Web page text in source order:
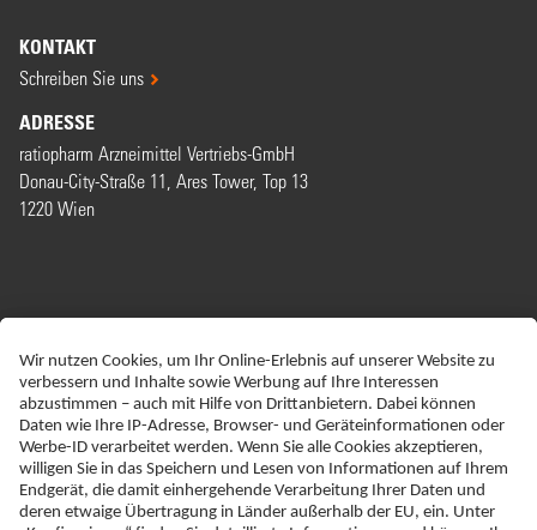
KONTAKT
Schreiben Sie uns
ADRESSE
ratiopharm Arzneimittel Vertriebs-GmbH
Donau-City-Straße 11, Ares Tower, Top 13
1220 Wien
ERKLÄRUNG ZUR BARRIEREFREIHEIT
IMPRESSUM
NEBENWIRKUNGSANZEIGEN
DATENSCHUTZ